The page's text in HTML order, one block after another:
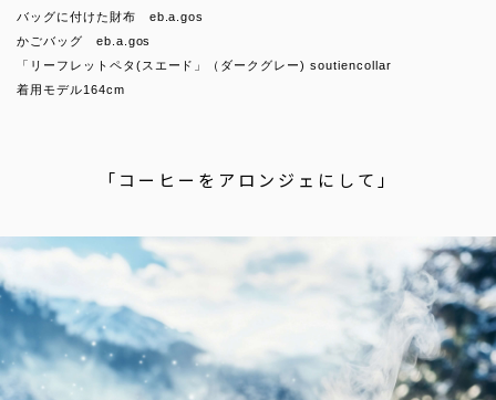
バッグに付けた財布 eb.a.gos
かごバッグ eb.a.gos
「リーフレットペタ(スエード」（ダークグレー) soutiencollar
着用モデル164cm
「コーヒーをアロンジェにして」